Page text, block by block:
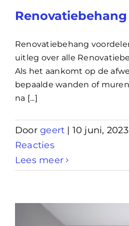
Renovatiebehang
uitleg over alle
Als het aankomt op de
bepaalde wanden of
na [...]
Doorgeert | 10 juni, 2023
Reacties
Lees meer